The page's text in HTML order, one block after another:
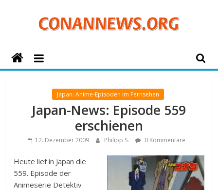
ConanNews.org
Japan: Anime-Episoden im Fernsehen
Japan-News: Episode 559
erschienen
12. Dezember 2009 Philipp S. 0 Kommentare
Heute lief in Japan die
559. Episode der
Animeserie Detektiv